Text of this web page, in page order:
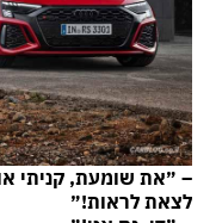
– ״את שומעת, קניתי
לצאת לראות!״